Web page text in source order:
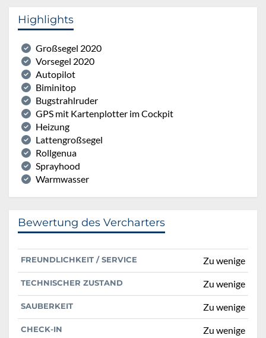
Highlights
Großsegel 2020
Vorsegel 2020
Autopilot
Biminitop
Bugstrahlruder
GPS mit Kartenplotter im Cockpit
Heizung
Lattengroßsegel
Rollgenua
Sprayhood
Warmwasser
Bewertung des Vercharters
FREUNDLICHKEIT / SERVICE Zu wenige
TECHNISCHER ZUSTAND Zu wenige
SAUBERKEIT Zu wenige
CHECK-IN Zu wenige